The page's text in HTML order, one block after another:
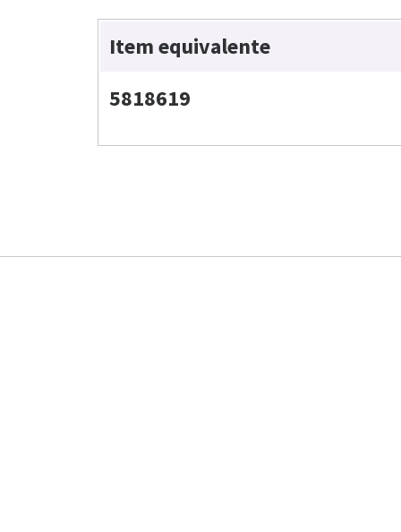
Item equivalente
5818619